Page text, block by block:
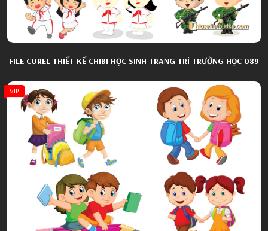
FILE COREL THIẾT KẾ CHIBI HỌC SINH TRANG TRÍ TRƯỜNG HỌC 089
VIP